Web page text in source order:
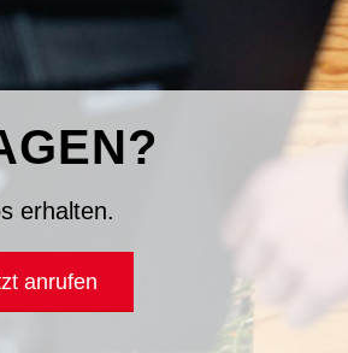
erhalten.
anrufen